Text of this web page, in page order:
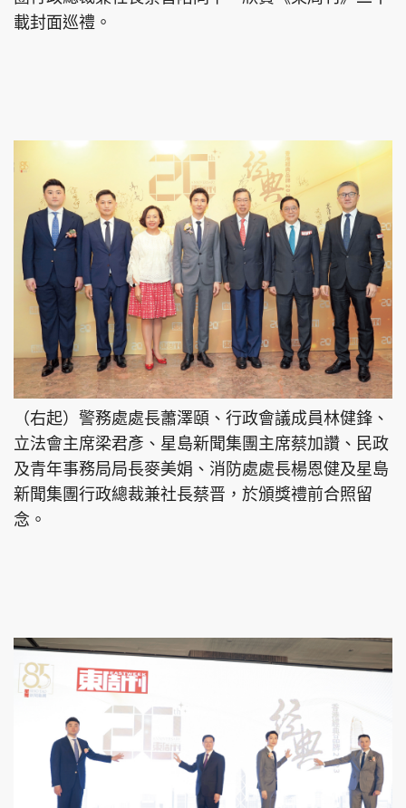
載封面巡禮。
（右起）警務處處長蕭澤頤、行政會議成員林健鋒、
立法會主席梁君彥、星島新聞集團主席蔡加讚、民政
及青年事務局局長麥美娟、消防處處長楊恩健及星島
新聞集團行政總裁兼社長蔡晋，於頒獎禮前合照留
念。